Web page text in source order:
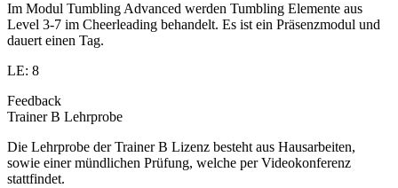
Im Modul Tumbling Advanced werden Tumbling Elemente aus
Level 3-7 im Cheerleading behandelt. Es ist ein Präsenzmodul und
dauert einen Tag.
LE: 8
Feedback
Trainer B Lehrprobe
Die Lehrprobe der Trainer B Lizenz besteht aus Hausarbeiten,
sowie einer mündlichen Prüfung, welche per Videokonferenz
stattfindet.